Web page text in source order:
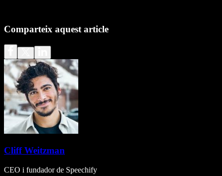
Comparteix aquest article
Cliff Weitzman
CEO i fundador de Speechify